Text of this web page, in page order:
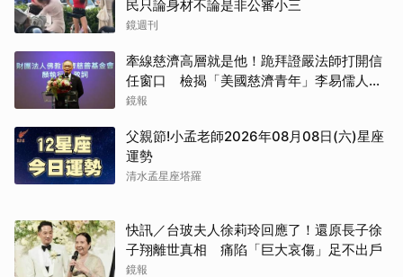
民只論身材不論是非公審小三
鏡週刊
牽線慈濟高層就是他！跪拜證嚴法師打開信
任窗口 檢揭「美國慈濟青年」李易儒人脈
網絡
鏡報
父親節!小孟老師2026年08月08日(六)星座
運勢
清水孟星座塔羅
快訊／台玻夫人徐莉玲回應了！還原長子徐
子翔離世真相 痛陷「巨大哀傷」足不出戶
鏡報